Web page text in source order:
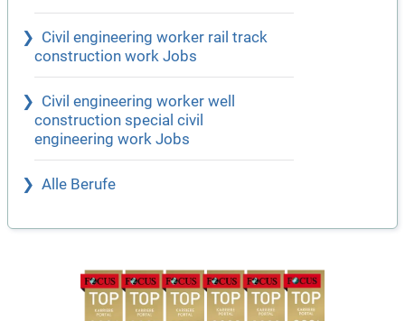
Civil engineering worker rail track
construction work Jobs
Civil engineering worker well
construction special civil
engineering work Jobs
Alle Berufe